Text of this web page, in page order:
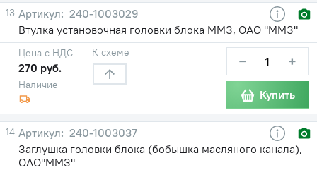
13
240-1003029
Втулка установочная головки блока ММЗ, ОАО "ММЗ"
Наличие
Цена с НДС
270 руб.
К схеме − +
Купить
14
240-1003037
Заглушка головки блока (бобышка масляного канала),
ОАО"ММЗ"